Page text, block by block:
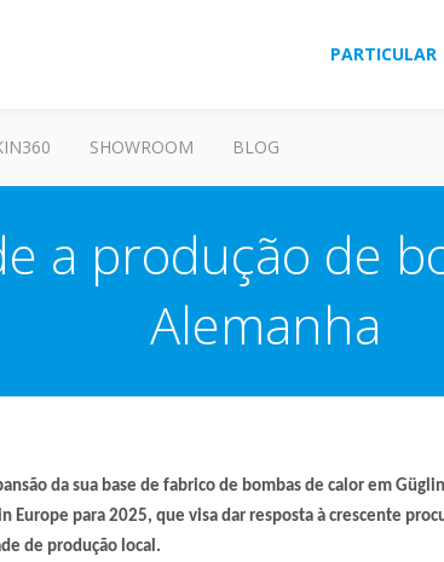
PARTICULAR
SHOWROOM BLOG
a produção de
Alemanha
da sua base de fabrico de bombas de calor em
Europe para 2025, que visa dar resposta à crescente
de produção local.